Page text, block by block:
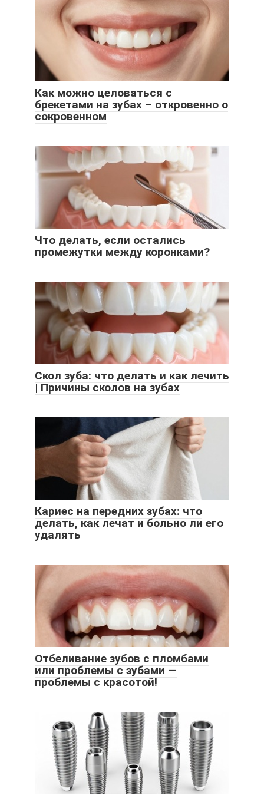
Как можно целоваться с
брекетами на зубах – откровенно о
сокровенном
Что делать, если остались
промежутки между коронками?
Скол зуба: что делать и как лечить
| Причины сколов на зубах
Кариес на передних зубах: что
делать, как лечат и больно ли его
удалять
Отбеливание зубов с пломбами
или проблемы с зубами —
проблемы с красотой!